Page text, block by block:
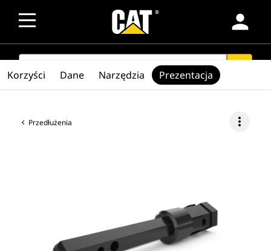
person
SEARCH
Przedłużenia more_vert
Korzyści Dane Narzędzia Prezentacja